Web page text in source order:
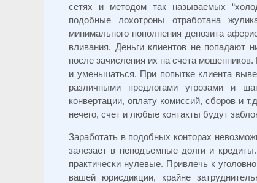
сетях и методом так называемых
подобные лохотроны отработана
минимального пополнения депозита
вливания. Деньги клиентов не попадают
после зачисления их на счета
и уменьшаться. При попытке клиента
различными предлогами угрозами и
конвертации, оплату комиссий, сборов и
нечего, счет и любые контакты будут
Заработать в подобных конторах
залезает в неподъемные долги и
практически нулевые. Привлечь к
вашей юрисдикции, крайне